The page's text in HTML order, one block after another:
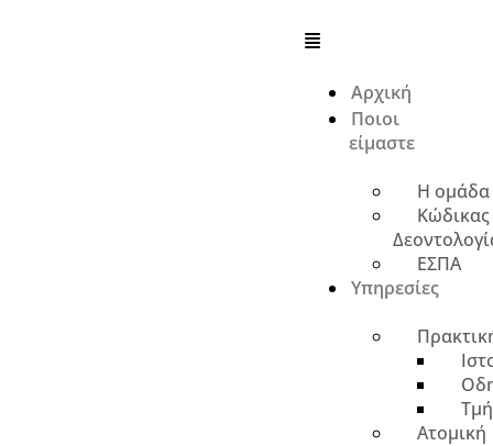
Αρχική
Ποιοι
είμαστε
Η ομάδα
Κώδικας
ΕΣΠΑ
Υπηρεσίες
Ατομική